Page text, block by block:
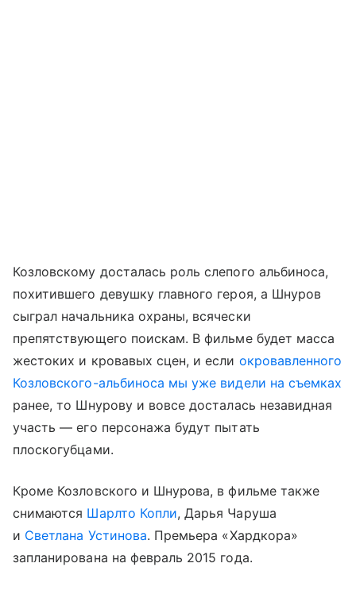
Козловскому досталась роль слепого альбиноса,
похитившего девушку главного героя, а Шнуров
сыграл начальника охраны, всячески
препятствующего поискам. В фильме будет масса
жестоких и кровавых сцен, и если окровавленного
Козловского-альбиноса мы уже видели на съемках
ранее, то Шнурову и вовсе досталась незавидная
участь — его персонажа будут пытать
плоскогубцами.
Кроме Козловского и Шнурова, в фильме также
снимаются Шарлто Копли, Дарья Чаруша
и Светлана Устинова. Премьера «Хардкора»
запланирована на февраль 2015 года.